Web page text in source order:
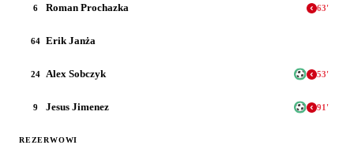
6 Roman Prochazka 63'
64 Erik Janża
24 Alex Sobczyk 53'
9 Jesus Jimenez 91 '
REZERWOWI